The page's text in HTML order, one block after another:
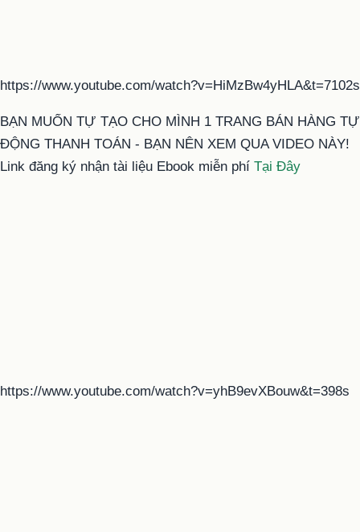
https://www.youtube.com/watch?v=HiMzBw4yHLA&t=7102s
BẠN MUỐN TỰ TẠO CHO MÌNH 1 TRANG BÁN HÀNG TỰ
ĐỘNG THANH TOÁN - BẠN NÊN XEM QUA VIDEO NÀY!
Link đăng ký nhận tài liệu Ebook miễn phí Tại Đây
https://www.youtube.com/watch?v=yhB9evXBouw&t=398s